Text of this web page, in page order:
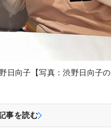
日向子【写真：渋野日向子の
事を読む